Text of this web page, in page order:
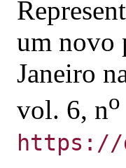
um novo
Janeiro
vol. 6, no
https://